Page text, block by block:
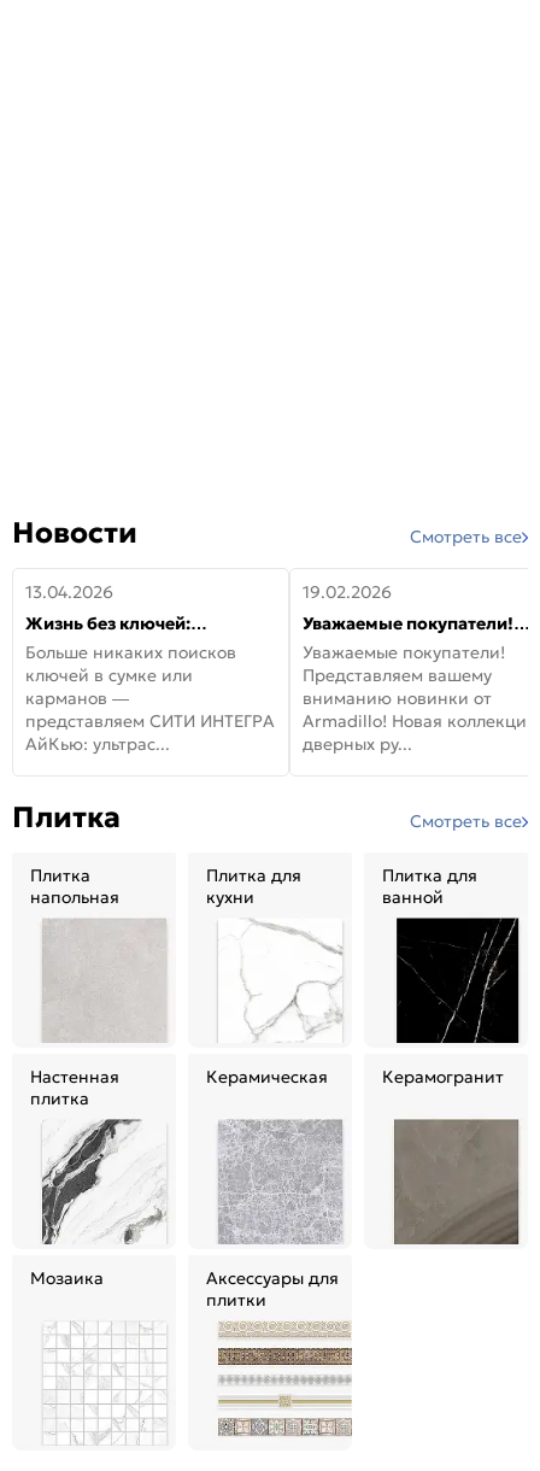
Новости Смотреть все
13.04.2026
Жизнь без ключей:
встречайте новую дверь
СИТИ ИНТЕГРА АйКью!
Больше никаких поисков
ключей в сумке или
карманов —
представляем СИТИ ИНТЕГРА
АйКью: ультрас...
19.02.2026
Уважаемые покупатели!
Представляем вашему
вниманию новинки от
Armadillo!
Уважаемые покупатели!
Представляем вашему
вниманию новинки от
Armadillo! Новая коллекция
дверных ру...
Плитка Смотреть все
Плитка
напольная
Плитка для
кухни
Плитка для
ванной
Настенная
плитка
Керамическая Керамогранит
Мозаика
Аксессуары для
плитки